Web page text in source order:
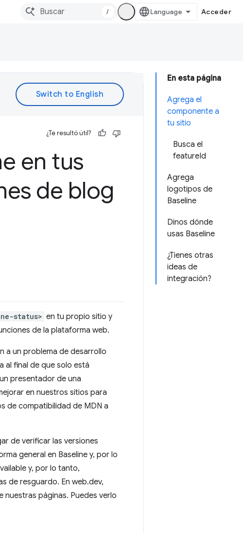
/ Acceder
En esta página
Agrega el
componente a
tu sitio
Busca el
featureId
Agrega
logotipos de
Baseline
Dinos dónde
usas Baseline
¿Tienes otras
ideas de
integración?
¿Te resultó útil?
en tus
de blog
status> en tu propio sitio y
de la plataforma web.
a un problema de desarrollo
al final de que solo está
presentador de una
en nuestros sitios para
de compatibilidad de MDN a
de verificar las versiones
general en Baseline y, por lo
y, por lo tanto,
de resguardo. En web.dev,
nuestras páginas. Puedes verlo